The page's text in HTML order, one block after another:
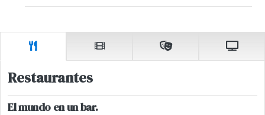
Restaurantes
El mundo en un bar.